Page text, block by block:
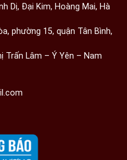
cao 1m7 (2m4 cả gậy)
của khách hàng. Chế
sử dụng nguyên liệu
và độ bền cực cao. Tác
Dị, Đại Kim, Hoàng Mai, Hà
phường 15, quận Tân Bình,
Trấn Lâm – Ý Yên – Nam